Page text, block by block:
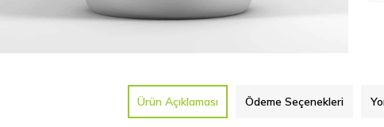
Ürün Açıklaması Ödeme Seçenekleri